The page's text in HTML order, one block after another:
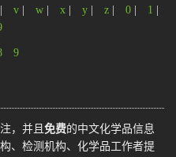
v w x y z 0 1
9
，并且 免费的中文化学品信息
、检测机构、化学品工作者提